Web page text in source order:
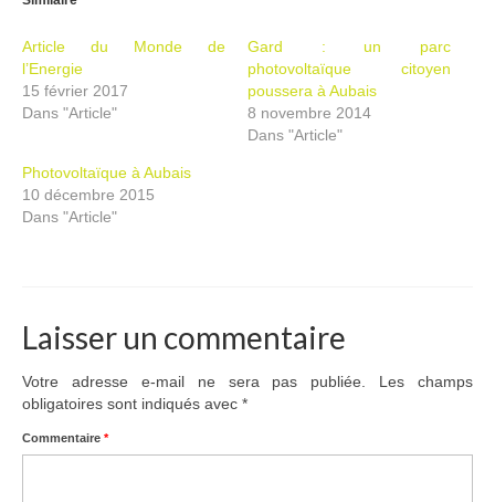
ASTRONOMIE
CONTACT
Article du Monde de
l’Energie
15 février 2017
Dans "Article"
Gard : un parc
photovoltaïque citoyen
poussera à Aubais
8 novembre 2014
Dans "Article"
Photovoltaïque à Aubais
10 décembre 2015
Dans "Article"
Laisser un commentaire
Votre adresse e-mail ne sera pas publiée.
Les champs
obligatoires sont indiqués avec *
Commentaire *